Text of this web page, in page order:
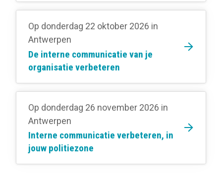
Op donderdag 22 oktober 2026 in
Antwerpen
De interne communicatie van je
organisatie verbeteren
Op donderdag 26 november 2026 in
Antwerpen
Interne communicatie verbeteren, in
jouw politiezone